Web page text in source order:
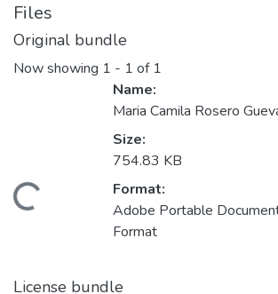
Files
Original bundle
Now showing 1 - 1 of 1
Name:
Maria Camila Rosero
Size:
754.83 KB
Format:
Adobe Portable
Format
License bundle